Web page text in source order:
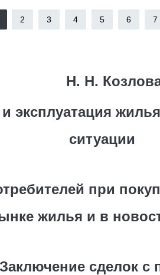
2 3 4 5 6 7
Н. Н.
эксплуатация
ситуации
при
жилья и в
сделок с